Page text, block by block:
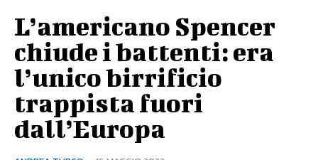
L’americano Spencer
chiude i battenti: era
l’unico birrificio
trappista fuori
dall’Europa